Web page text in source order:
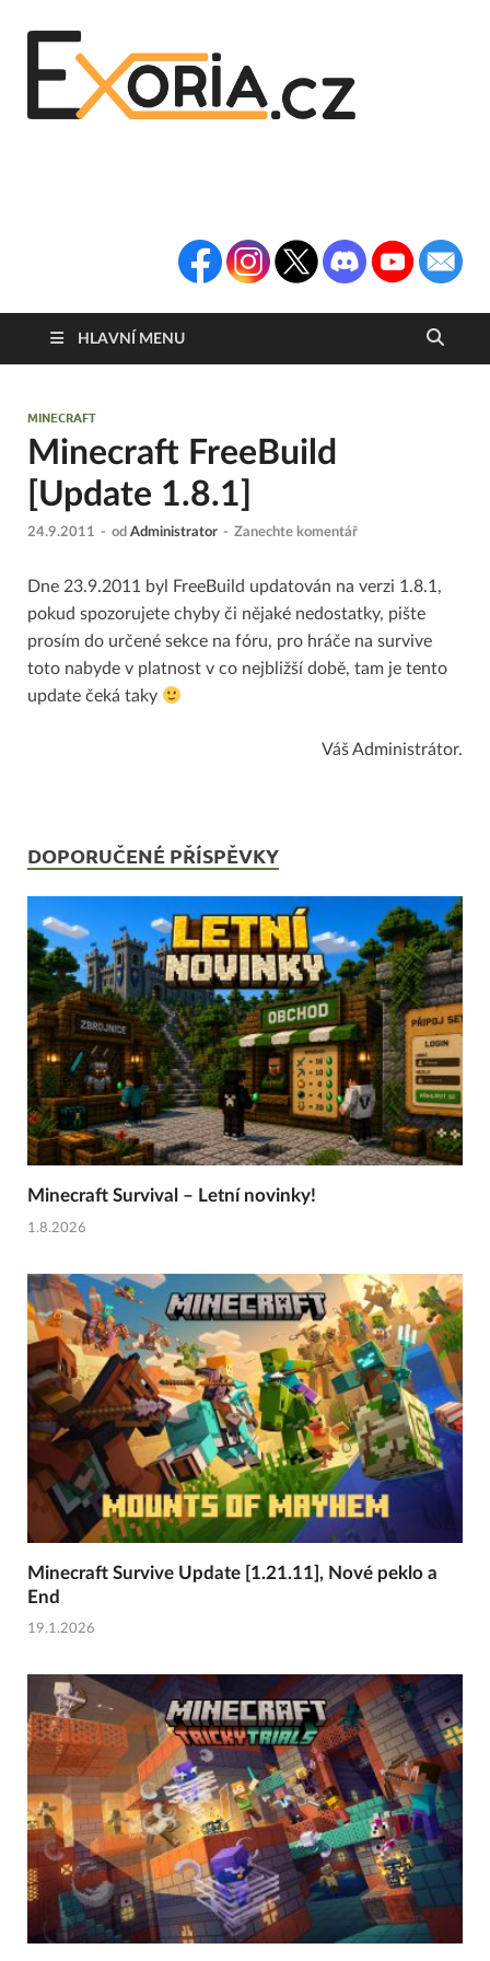
HLAVNÍ MENU
MINECRAFT
Minecraft FreeBuild
[Update 1.8.1]
24.9.2011 - od Administrator - Zanechte komentář
Dne 23.9.2011 byl FreeBuild updatován na verzi 1.8.1,
pokud spozorujete chyby či nějaké nedostatky, pište
prosím do určené sekce na fóru, pro hráče na survive
toto nabyde v platnost v co nejbližší době, tam je tento
update čeká taky
Váš Administrátor.
DOPORUČENÉ PŘÍSPĚVKY
Minecraft Survival – Letní novinky!
1.8.2026
Minecraft Survive Update [1.21.11], Nové peklo a
End
19.1.2026